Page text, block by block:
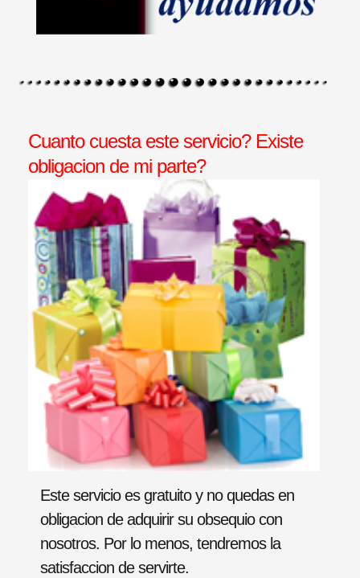
Cuanto cuesta este servicio? Existe
obligacion de mi parte?
Este servicio es gratuito y no quedas en
obligacion de adquirir su obsequio con
nosotros. Por lo menos, tendremos la
satisfaccion de servirte.